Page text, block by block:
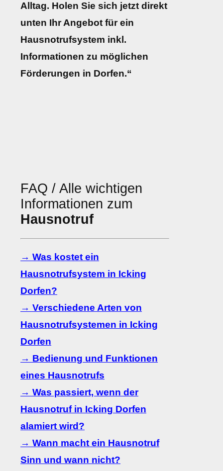
Alltag. Holen Sie sich jetzt direkt
unten Ihr Angebot für ein
Hausnotrufsystem inkl.
Informationen zu möglichen
Förderungen in Dorfen.“
FAQ / Alle wichtigen
Informationen zum
Hausnotruf
→ Was kostet ein
Hausnotrufsystem in Icking
Dorfen?
→ Verschiedene Arten von
Hausnotrufsystemen in Icking
Dorfen
→ Bedienung und Funktionen
eines Hausnotrufs
→ Was passiert, wenn der
Hausnotruf in Icking Dorfen
alamiert wird?
→ Wann macht ein Hausnotruf
Sinn und wann nicht?